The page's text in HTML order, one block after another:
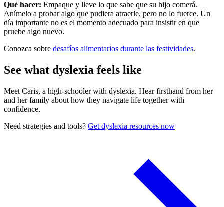
Qué hacer: Empaque y lleve lo que sabe que su hijo comerá.
Anímelo a probar algo que pudiera atraerle, pero no lo fuerce. Un
día importante no es el momento adecuado para insistir en que
pruebe algo nuevo.
Conozca sobre desafíos alimentarios durante las festividades.
See what dyslexia feels like
Meet Caris, a high-schooler with dyslexia. Hear firsthand from her
and her family about how they navigate life together with
confidence.
Need strategies and tools? Get dyslexia resources now